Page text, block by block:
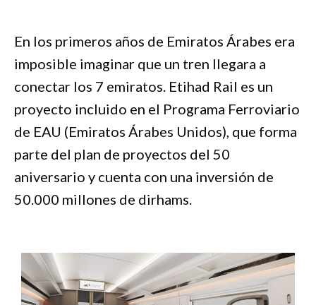
En los primeros años de Emiratos Árabes era
imposible imaginar que un tren llegara a
conectar los 7 emiratos. Etihad Rail es un
proyecto incluido en el Programa Ferroviario
de EAU (Emiratos Árabes Unidos), que forma
parte del plan de proyectos del 50
aniversario y cuenta con una inversión de
50.000 millones de dirhams.